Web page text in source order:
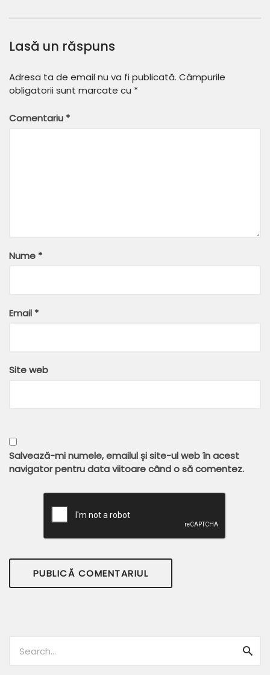
Lasă un răspuns
Adresa ta de email nu va fi publicată. Câmpurile
obligatorii sunt marcate cu *
Comentariu *
Nume *
Email *
Site web
Salvează-mi numele, emailul și site-ul web în acest
navigator pentru data viitoare când o să comentez.